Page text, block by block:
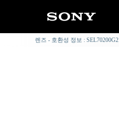
렌즈 - 호환성 정보 : SEL70200G2